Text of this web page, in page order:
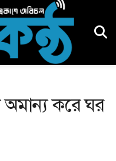
অমান্য করে ঘর